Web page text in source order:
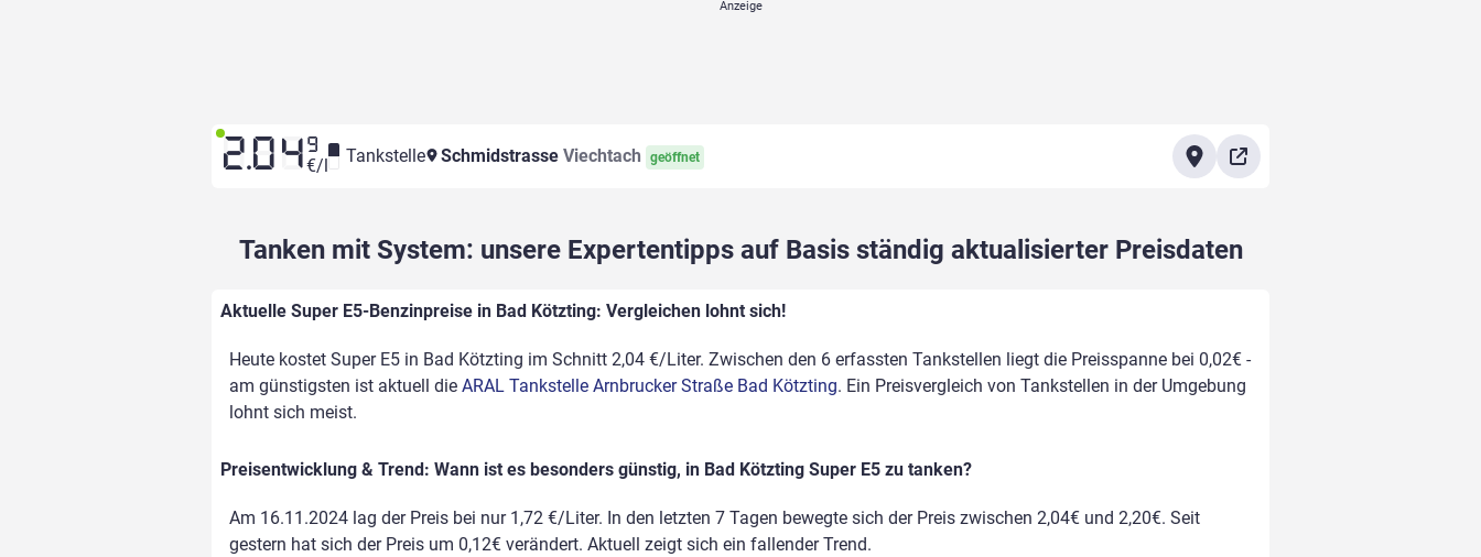
2.04 9
€/l Tankstelle Schmidstrasse Viechtach geöffnet
Tanken mit System: unsere Expertentipps auf Basis ständig aktualisierter Preisdaten
Aktuelle Super E5-Benzinpreise in Bad Kötzting: Vergleichen lohnt sich!
Heute kostet Super E5 in Bad Kötzting im Schnitt 2,04 €/Liter. Zwischen den 6 erfassten Tankstellen liegt die Preisspanne bei 0,02€ -
am günstigsten ist aktuell die ARAL Tankstelle Arnbrucker Straße Bad Kötzting. Ein Preisvergleich von Tankstellen in der Umgebung
lohnt sich meist.
Preisentwicklung & Trend: Wann ist es besonders günstig, in Bad Kötzting Super E5 zu tanken?
Am 16.11.2024 lag der Preis bei nur 1,72 €/Liter. In den letzten 7 Tagen bewegte sich der Preis zwischen 2,04€ und 2,20€. Seit
gestern hat sich der Preis um 0,12€ verändert. Aktuell zeigt sich ein fallender Trend.